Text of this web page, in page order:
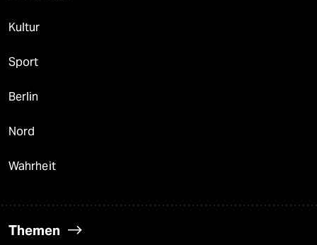
Kultur
Sport
Berlin
Nord
Wahrheit
Themen